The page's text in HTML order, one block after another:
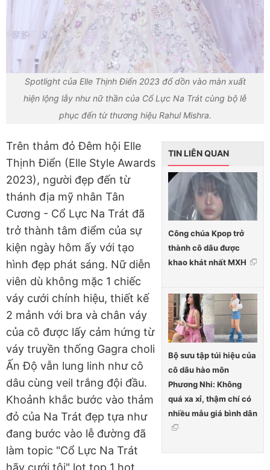
Spotlight của Elle Thịnh Điển 2023 đổ dồn vào màn xuất
hiện lộng lẫy như nữ thần của Cổ Lực Na Trát cùng bộ lễ
phục đến từ thương hiệu Rahul Mishra.
TIN LIÊN QUAN
Công chúa Kpop trở
thành cô dâu được
khao khát nhất MXH
Bộ sưu tập túi hiệu của
cô dâu hào môn
Phương Nhi: Không
quá xa xỉ, thậm chí có
nhiều mẫu giá bình dân
Trên thảm đỏ Đêm hội Elle
Thịnh Điển (Elle Style Awards
2023), người đẹp đến từ
thánh địa mỹ nhân Tân
Cương - Cổ Lực Na Trát đã
trở thành tâm điểm của sự
kiện ngày hôm ấy với tạo
hình đẹp phát sáng. Nữ diễn
viên dù không mặc 1 chiếc
váy cưới chính hiệu, thiết kế
2 mảnh với bra và chân váy
của cô được lấy cảm hứng từ
váy truyền thống Gagra choli
Ấn Độ vẫn lung linh như cô
dâu cùng veil trắng đội đầu.
Khoảnh khắc bước vào thảm
đỏ của Na Trát đẹp tựa như
đang bước vào lễ đường đã
làm topic "Cổ Lực Na Trát
hãy cưới tôi" lọt top 1 hot